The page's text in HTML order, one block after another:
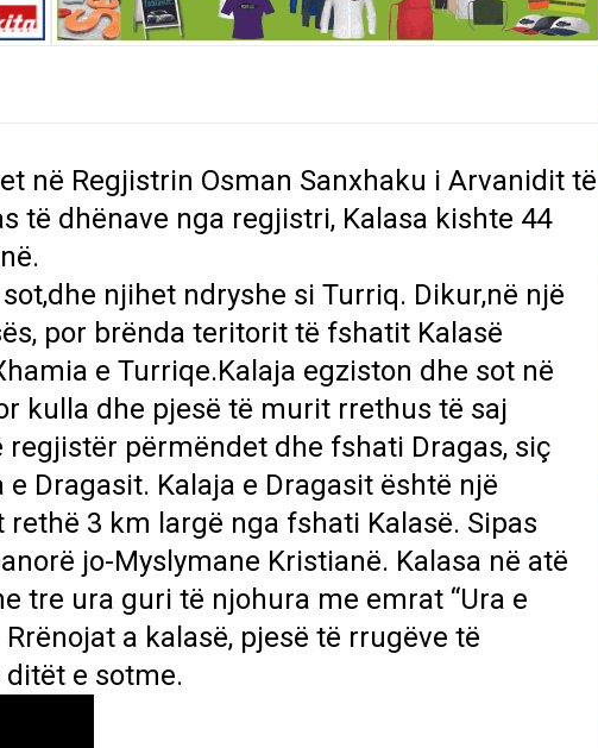
në Regjistrin Osman Sanxhaku i Arvanidit të
të dhënave nga regjistri, Kalasa kishte 44
njihet ndryshe si Turriq. Dikur,në një
por brënda teritorit të fshatit Kalasë
e Turriqe.Kalaja egziston dhe sot në
kulla dhe pjesë të murit rrethus të saj
përmëndet dhe fshati Dragas, siç
Dragasit. Kalaja e Dragasit është një
3 km largë nga fshati Kalasë. Sipas
jo-Myslymane Kristianë. Kalasa në atë
tre ura guri të njohura me emrat “Ura e
Rrënojat a kalasë, pjesë të rrugëve të
e sotme.